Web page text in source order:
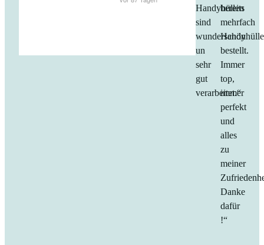
Handyhüllen
sind
wunderschön
un
sehr
gut
verarbeitet.“
bereits
mehrfach
bestellt.
Immer
top,
immer
perfekt
und
alles
zu
meiner
Danke
dafür
!“